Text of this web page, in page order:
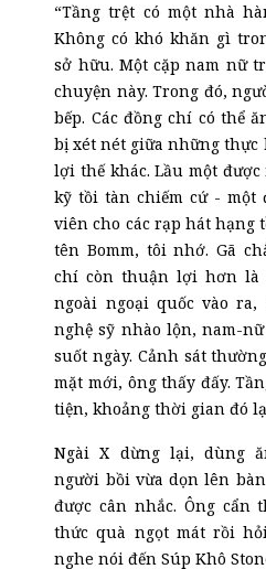
“Tầng trệt có một nhà
Không có khó khăn gì
sở hữu. Một cặp nam nữ
chuyện này. Trong đó,
bếp. Các đồng chí có thể
bị xét nét giữa những thực
lợi thế khác. Lầu một
kỹ tồi tàn chiếm cứ - một
viên cho các rạp hát hạng
tên Bomm, tôi nhớ. Gã
chí còn thuận lợi hơn là
ngoài ngoại quốc vào
nghệ sỹ nhào lộn, nam-
suốt ngày. Cảnh sát
mặt mới, ông thấy đấy.
tiện, khoảng thời gian đó
Ngài X dừng lại, dùng
người bồi vừa dọn lên
được cân nhắc. Ông cẩn
thức quà ngọt mát rồi
nghe nói đến Súp Khô